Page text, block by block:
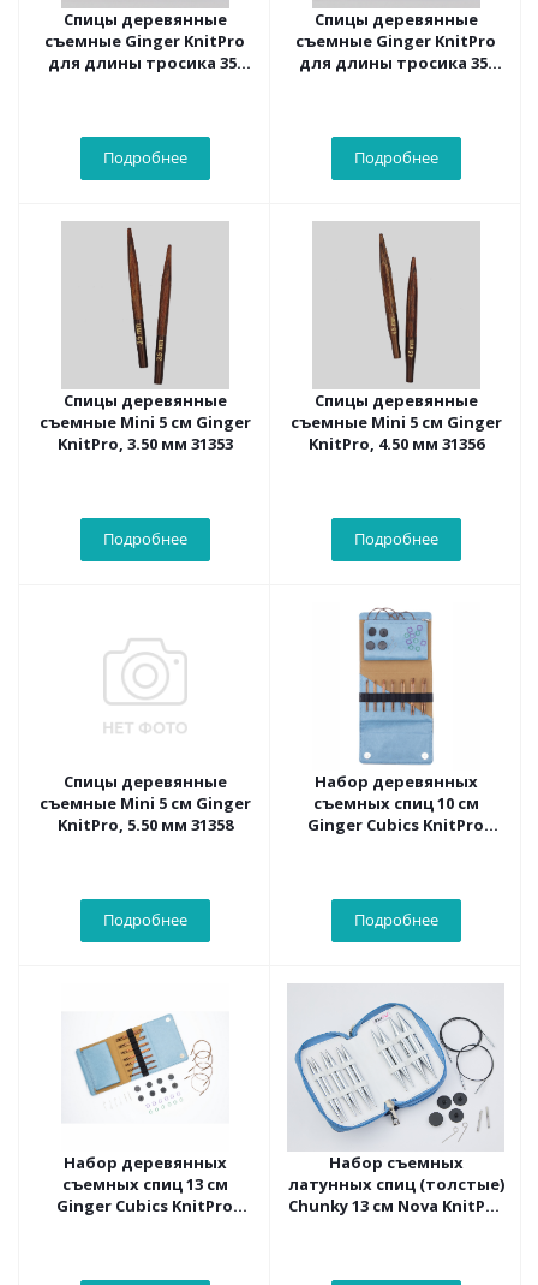
Спицы деревянные
съемные Ginger KnitPro
для длины тросика 35-
Подробнее
Спицы деревянные
съемные Ginger KnitPro
для длины тросика 35-
Подробнее
Спицы деревянные
съемные Mini 5 см Ginger
KnitPro, 3.50 мм 31353
Подробнее
Спицы деревянные
съемные Mini 5 см Ginger
KnitPro, 4.50 мм 31356
Подробнее
Спицы деревянные
съемные Mini 5 см Ginger
KnitPro, 5.50 мм 31358
Подробнее
Набор деревянных
съемных спиц 10 см
Ginger Cubics KnitPro
Подробнее
Набор деревянных
съемных спиц 13 см
Ginger Cubics KnitPro
Набор съемных
латунных спиц (толстые)
Chunky 13 см Nova KnitPro